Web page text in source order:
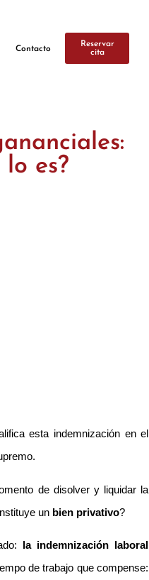
Contacto
Reservar
cita
es?
esta indemnización en el
de disolver y liquidar la
un bien privativo?
la indemnización laboral
de trabajo que compense: